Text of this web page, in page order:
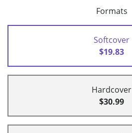
Formats
Softcover
$19.83
Hardcover
$30.99